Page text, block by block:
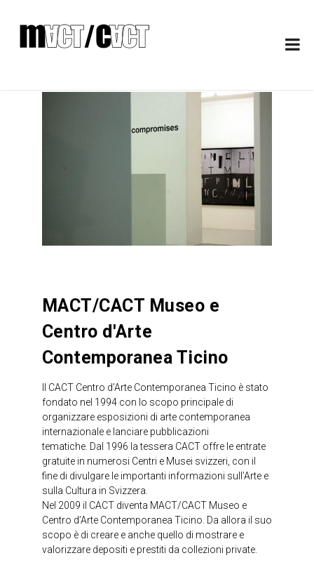
MACT/CACT Museo e
Centro d'Arte
Contemporanea Ticino
Il CACT Centro d’Arte Contemporanea Ticino è stato
fondato nel 1994 con lo scopo principale di
organizzare esposizioni di arte contemporanea
internazionale e lanciare pubblicazioni
tematiche. Dal 1996 la tessera CACT offre le entrate
gratuite in numerosi Centri e Musei svizzeri, con il
fine di divulgare le importanti informazioni sull’Arte e
sulla Cultura in Svizzera.
Nel 2009 il CACT diventa MACT/CACT Museo e
Centro d’Arte Contemporanea Ticino. Da allora il suo
scopo è di creare e anche quello di mostrare e
valorizzare depositi e prestiti da collezioni private.